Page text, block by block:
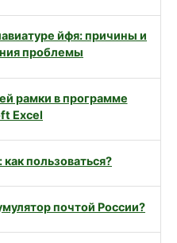
йфя: причины и
проблемы
рамки в программе
Excel
пользоваться?
почтой России?